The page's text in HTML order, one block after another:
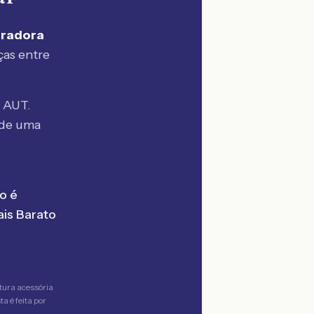
entre
uma
é
Barato
acessória
é feita por